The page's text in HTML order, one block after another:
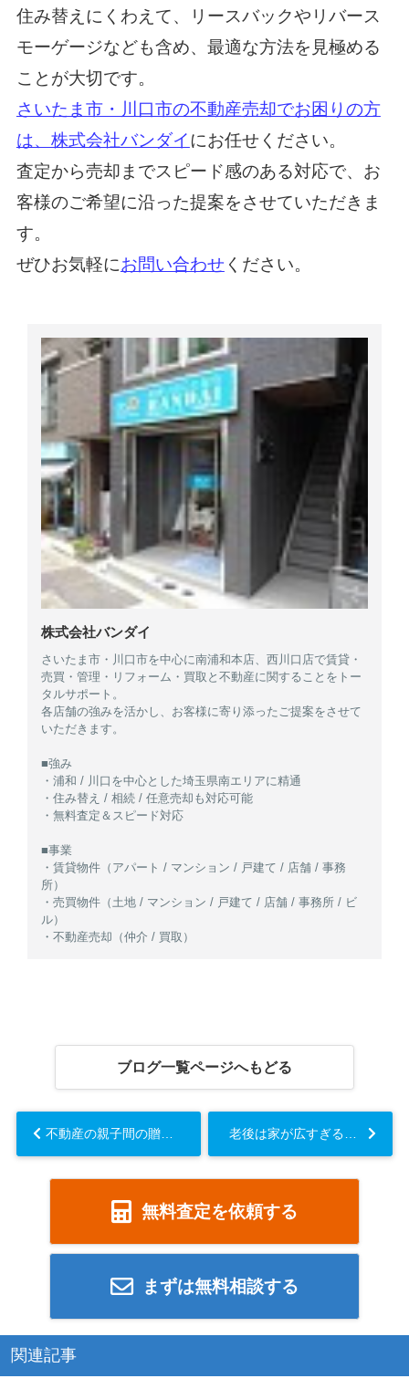
住み替えにくわえて、リースバックやリバース
モーゲージなども含め、最適な方法を見極める
ことが大切です。
さいたま市・川口市の不動産売却でお困りの方
は、株式会社バンダイにお任せください。
査定から売却までスピード感のある対応で、お
客様のご希望に沿った提案をさせていただきま
す。
ぜひお気軽にお問い合わせ ください。
株式会社バンダイ
さいたま市・川口市を中心に南浦和本店、西川口店で賃貸・
売買・管理・リフォーム・買取と不動産に関することをトー
タルサポート。
各店舗の強みを活かし、お客様に寄り添ったご提案をさせて
いただきます。
■強み
・浦和 / 川口を中心とした埼玉県南エリアに精通
・住み替え / 相続 / 任意売却も対応可能
・無料査定＆スピード対応
■事業
・賃貸物件（アパート / マンション / 戸建て / 店舗 / 事務
所）
・売買物件（土地 / マンション / 戸建て / 店舗 / 事務所 / ビ
ル）
・不動産売却（仲介 / 買取）
ブログ一覧ページへもどる
不動産の親子間の贈与は課税対象になる？贈与税の仕組みや非課税制度も解説...
無料査定を依頼する
まずは無料相談する
関連記事